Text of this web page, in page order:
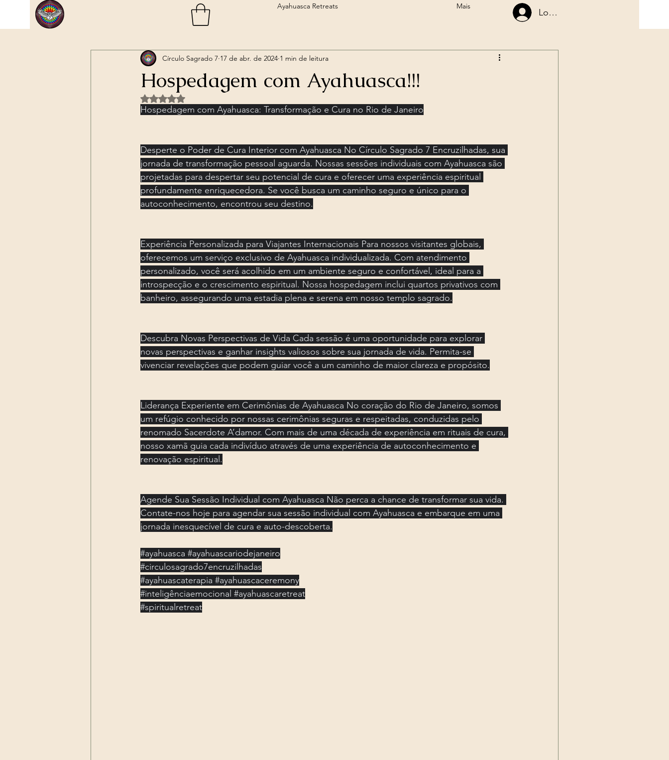
Ayahuasca Retreats Mais
Login
Sessão Individual com Ayahuasca
Cerimônia de Ayahuasca Grupo Medicina do Rapé Medicina Sananga Hospedagem com Ayahuasca
Sessão de Ayahuasca Individual
Hospedagem com Ayahuasca!!!
Círculo Sagrado 7 17 de abr. de 2024 1 min de leitura
Avaliado com NaN de 5 estrelas.
Hospedagem com Ayahuasca: Transformação e Cura no Rio de Janeiro
Desperte o Poder de Cura Interior com Ayahuasca No Círculo Sagrado 7 Encruzilhadas, sua
jornada de transformação pessoal aguarda. Nossas sessões individuais com Ayahuasca são
projetadas para despertar seu potencial de cura e oferecer uma experiência espiritual
profundamente enriquecedora. Se você busca um caminho seguro e único para o
autoconhecimento, encontrou seu destino.
Experiência Personalizada para Viajantes Internacionais Para nossos visitantes globais,
oferecemos um serviço exclusivo de Ayahuasca individualizada. Com atendimento
personalizado, você será acolhido em um ambiente seguro e confortável, ideal para a
introspecção e o crescimento espiritual. Nossa hospedagem inclui quartos privativos com
banheiro, assegurando uma estadia plena e serena em nosso templo sagrado.
Descubra Novas Perspectivas de Vida Cada sessão é uma oportunidade para explorar
novas perspectivas e ganhar insights valiosos sobre sua jornada de vida. Permita-se
vivenciar revelações que podem guiar você a um caminho de maior clareza e propósito.
Liderança Experiente em Cerimônias de Ayahuasca No coração do Rio de Janeiro, somos
um refúgio conhecido por nossas cerimônias seguras e respeitadas, conduzidas pelo
renomado Sacerdote A’damor. Com mais de uma década de experiência em rituais de cura,
nosso xamã guia cada indivíduo através de uma experiência de autoconhecimento e
renovação espiritual.
Agende Sua Sessão Individual com Ayahuasca Não perca a chance de transformar sua vida.
Contate-nos hoje para agendar sua sessão individual com Ayahuasca e embarque em uma
jornada inesquecível de cura e auto-descoberta.
#ayahuasca #ayahuascariodejaneiro
#circulosagrado7encruzilhadas
#ayahuascaterapia #ayahuascaceremony
#inteligênciaemocional #ayahuascaretreat
#spiritualretreat